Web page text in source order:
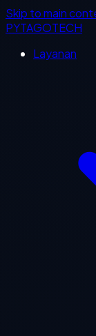
Skip to main
PYTAGOTECH
Layanan